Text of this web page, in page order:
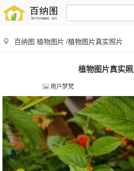
百纳图 植物图片 /植物图片真实照片
植物图片真实
用户梦梵